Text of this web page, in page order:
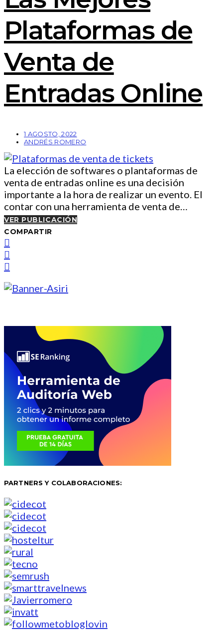
Plataformas de
Venta de
Entradas Online
1 AGOSTO, 2022
ANDRÉS ROMERO
La elección de softwares o plantaformas de
venta de entradas online es una decisión
importante a la hora de realizar un evento. El
contar con una herramienta de venta de…
VER PUBLICACIÓN
COMPARTIR
PARTNERS Y COLABORACIONES: